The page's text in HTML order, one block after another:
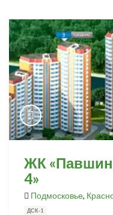
ЖК
4»
Подмосковье,
ДСК-1